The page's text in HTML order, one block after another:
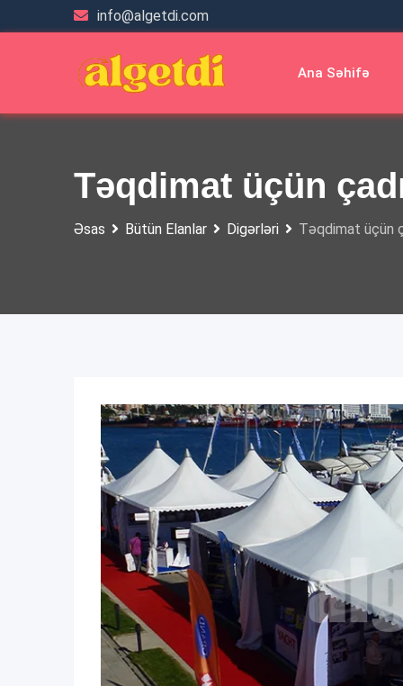
to
info@algetdi.com
Ana Səhifə
Təqdimat üçün
Əsas Bütün Elanlar Digərləri Təqdimat üçün